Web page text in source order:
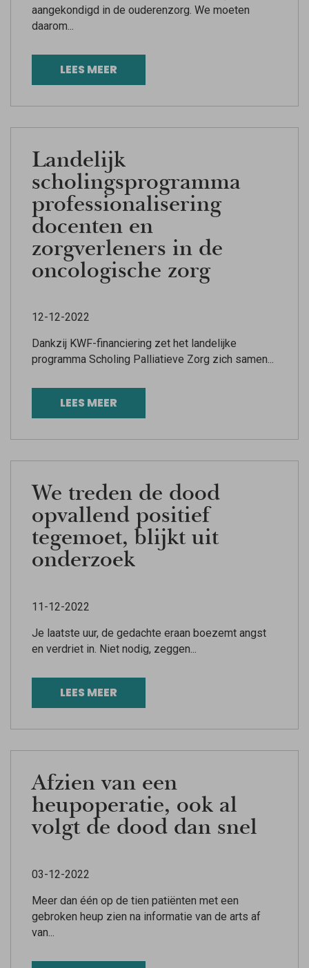
aangekondigd in de ouderenzorg. We moeten
daarom...
LEES MEER
Landelijk
scholingsprogramma
professionalisering
docenten en
zorgverleners in de
oncologische zorg
12-12-2022
Dankzij KWF-financiering zet het landelijke
programma Scholing Palliatieve Zorg zich samen...
LEES MEER
We treden de dood
opvallend positief
tegemoet, blijkt uit
onderzoek
11-12-2022
Je laatste uur, de gedachte eraan boezemt angst
en verdriet in. Niet nodig, zeggen...
LEES MEER
Afzien van een
heupoperatie, ook al
volgt de dood dan snel
03-12-2022
Meer dan één op de tien patiënten met een
gebroken heup zien na informatie van de arts af
van...